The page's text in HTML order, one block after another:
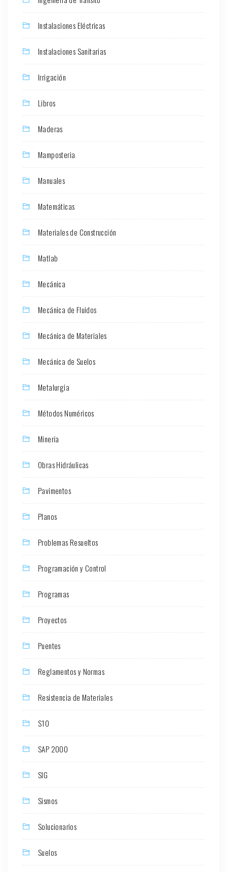
Instalaciones Eléctricas
Instalaciones Sanitarias
Irrigación
Libros
Maderas
Mamposteria
Manuales
Matemáticas
Materiales de Construcción
Matlab
Mecánica
Mecánica de Fluidos
Mecánica de Materiales
Mecánica de Suelos
Metalurgia
Métodos Numéricos
Minería
Obras Hidráulicas
Pavimentos
Planos
Problemas Resueltos
Programación y Control
Programas
Proyectos
Puentes
Reglamentos y Normas
Resistencia de Materiales
S10
SAP 2000
SIG
Sismos
Solucionarios
Suelos